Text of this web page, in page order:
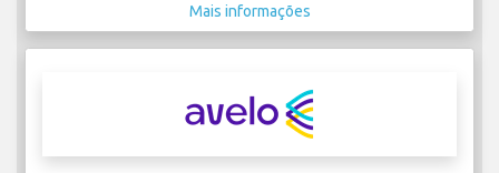
Mais informações